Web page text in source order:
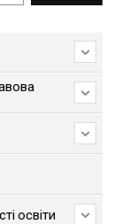
освіти